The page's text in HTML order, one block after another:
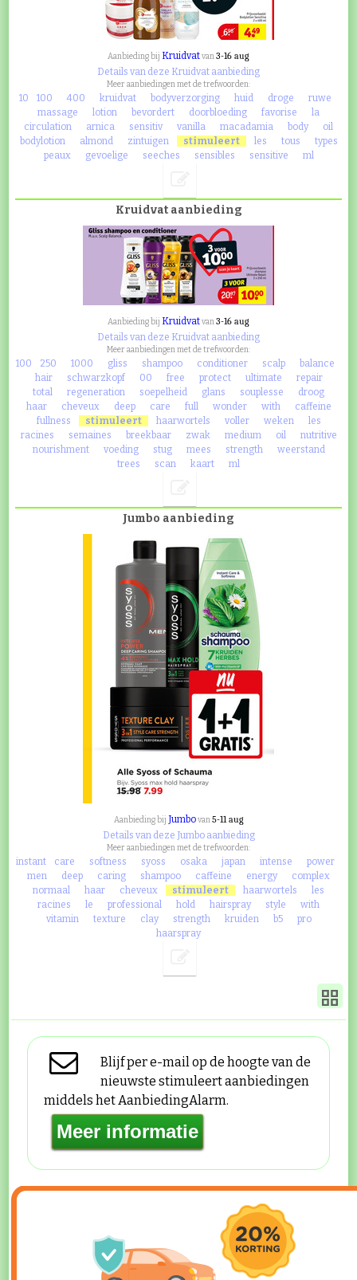
Aanbieding bij Kruidvatvan3-16 aug
Details van deze Kruidvat aanbieding
Meer aanbiedingen met de trefwoorden:
10 100 400 kruidvat bodyverzorging huid droge
ruwe
massage
lotion bevordert doorbloeding favorise
la
circulation
arnica sensitiv vanilla macadamia body
oil
bodylotion
almond zintuigen stimuleert les tous
types
peaux
gevoelige seeches sensibles sensitive ml
Kruidvat aanbieding
Aanbieding bij Kruidvatvan3-16 aug
Details van deze Kruidvat aanbieding
Meer aanbiedingen met de trefwoorden:
100 250 1000 gliss shampoo conditioner scalp
balance
hair
schwarzkopf 00 free protect ultimate
repair
total
regeneration soepelheid glans souplesse
droog
haar
cheveux deep care full wonder with
caffeine
fullness
stimuleert haarwortels voller weken
les
racines
semaines breekbaar zwak medium oil
nutritive
nourishment
voeding stug mees strength
weerstand
trees
scan kaart ml
Jumbo aanbieding
Aanbieding bij Jumbovan5-11 aug
Details van deze Jumbo aanbieding
Meer aanbiedingen met de trefwoorden:
instant care softness syoss osaka japan intense
power
men
deep caring shampoo caffeine energy
complex
normaal
haar cheveux stimuleert haarwortels
les
racines
le professional hold hairspray style
with
vitamin
texture clay strength kruiden b5
pro
haarspray
Blijf per e-mail op de hoogte van de
nieuwste stimuleert aanbiedingen
middels het AanbiedingAlarm.